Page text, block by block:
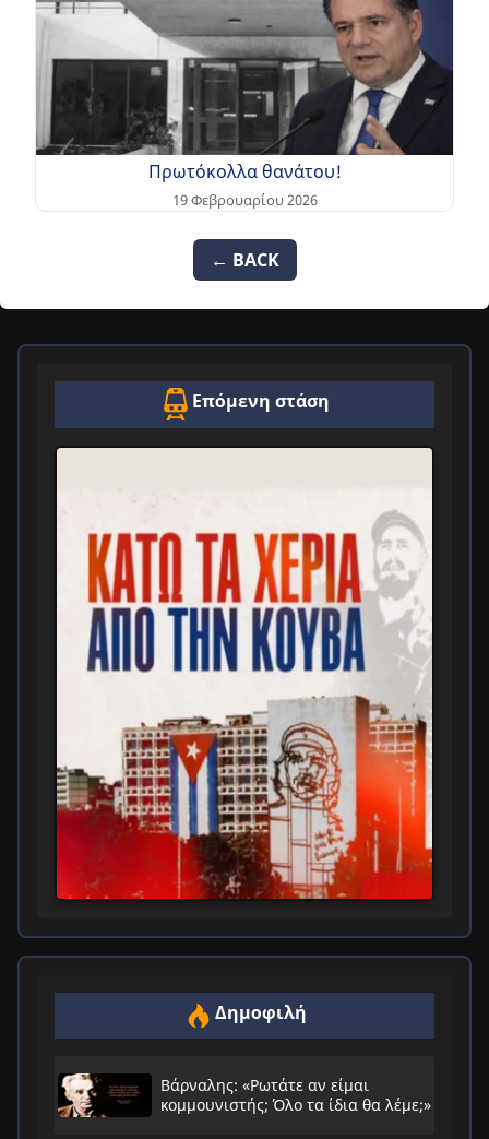
Πρωτόκολλα θανάτου!
19 Φεβρουαρίου 2026
← BACK
Επόμενη στάση
Δημοφιλή
Βάρναλης: «Ρωτάτε αν είμαι
κομμουνιστής; Όλο τα ίδια θα λέμε;»